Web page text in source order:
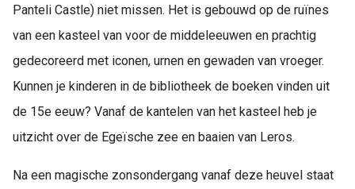
Panteli Castle) niet missen. Het is gebouwd op de ruïnes
van een kasteel van voor de middeleeuwen en prachtig
gedecoreerd met iconen, urnen en gewaden van vroeger.
Kunnen je kinderen in de bibliotheek de boeken vinden uit
de 15e eeuw? Vanaf de kantelen van het kasteel heb je
uitzicht over de Egeïsche zee en baaien van Leros.
Na een magische zonsondergang vanaf deze heuvel staat